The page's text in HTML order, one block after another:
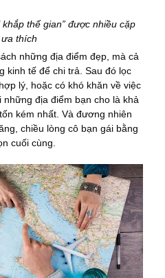
thế gian” được nhiều cặp
thích
những địa điểm đẹp, mà cả
kinh tế để chi trả. Sau đó lọc
lý, hoặc có khó khăn về việc
địa điểm bạn cho là khả
kém nhất. Và đương nhiên
chiều lòng cô bạn gái bằng
cuối cùng.